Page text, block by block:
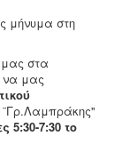
μήνυμα στη
στα
να μας
¨Γρ.Λαμπράκης"
5:30-7:30 το